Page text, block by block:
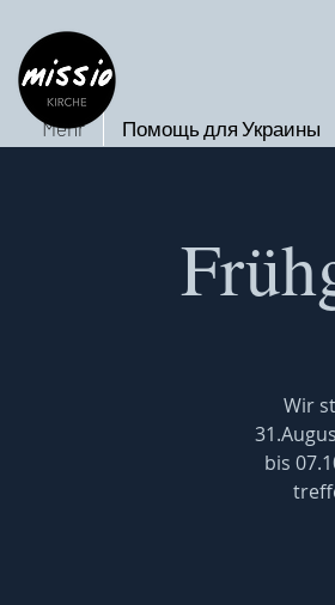
Помощь для Украины
Mehr
Wir
bis